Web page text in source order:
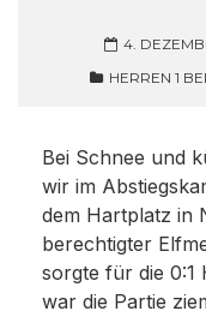
4.
HERREN 1
Bei Schnee und
wir im
dem Hartplatz in
berechtigter
sorgte für die 0:1
war die Partie